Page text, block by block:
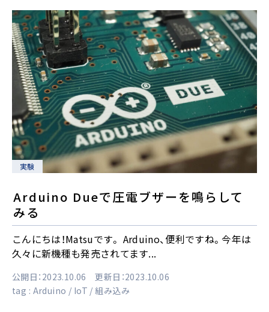
実験
Arduino Dueで圧電ブザーを鳴らして
みる
こんにちは！Matsuです。 Arduino、便利ですね。今年は
久々に新機種も発売されてます...
公開日：2023.10.06 更新日：2023.10.06
tag : Arduino IoT 組み込み